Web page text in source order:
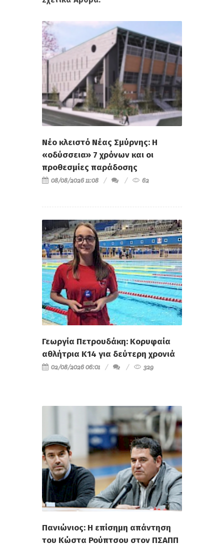
Νέο κλειστό Νέας Σμύρνης: Η
«οδύσσεια» 7 χρόνων και οι
προθεσμίες παράδοσης
08/08/2026 11:08 62
Γεωργία Πετρουδάκη: Κορυφαία
αθλήτρια Κ14 για δεύτερη χρονιά
02/08/2026 06:01 329
Πανιώνιος: Η επίσημη απάντηση
του Κώστα Ρούπτσου στον ΠΣΑΠΠ